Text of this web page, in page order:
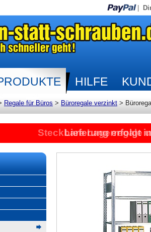
HILFE
Regale für Büros > Büroregale verzinkt >
Steckbare Lagerregale
Lieferung erfolgt